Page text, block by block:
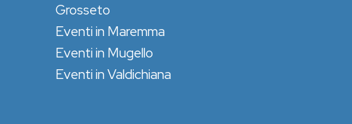
Grosseto
Eventi in Maremma
Eventi in Mugello
Eventi in Valdichiana